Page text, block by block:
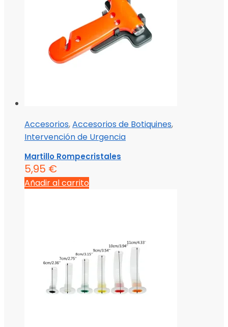
Accesorios,Accesorios de Botiquines,
Intervención de Urgencia
Martillo Rompecristales
5,95 €
Añadir al carrito